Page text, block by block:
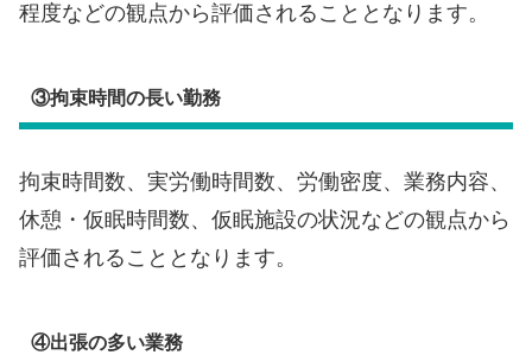
程度などの観点から評価されることとなります。
③拘束時間の長い勤務
拘束時間数、実労働時間数、労働密度、業務内容、
休憩・仮眠時間数、仮眠施設の状況などの観点から
評価されることとなります。
④出張の多い業務